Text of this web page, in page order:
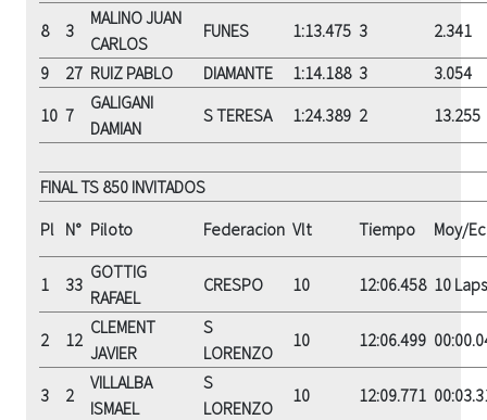
8 3
MALINO JUAN
CARLOS
FUNES 1:13.475 3
2.341
9
27 RUIZ PABLO DIAMANTE 1:14.188 3
3.054
10 7
GALIGANI
DAMIAN
S TERESA 1:24.389 2 13.255
FINAL TS 850 INVITADOS
Pl N° Piloto Federacion Vlt Tiempo Moy/Ec
1 33
GOTTIG
RAFAEL
CRESPO 10 12:06.458 10 Laps
2 12
CLEMENT
JAVIER
S
LORENZO
10 12:06.499
3 2
VILLALBA
ISMAEL
S
LORENZO
10 12:09.771